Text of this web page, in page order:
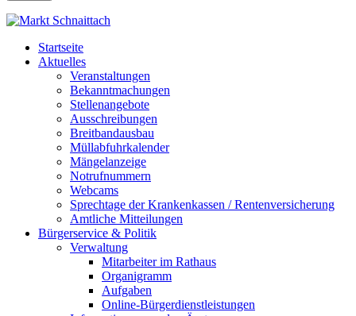
Startseite
Aktuelles
Veranstaltungen
Bekanntmachungen
Stellenangebote
Ausschreibungen
Breitbandausbau
Müllabfuhrkalender
Mängelanzeige
Notrufnummern
Webcams
Sprechtage der Krankenkassen / Rentenversicherung
Amtliche Mitteilungen
Bürgerservice & Politik
Verwaltung
Mitarbeiter im Rathaus
Organigramm
Aufgaben
Online-Bürgerdienstleistungen